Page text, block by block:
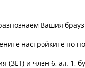
разпознаем Вашия
настройките по
и член 6, ал. 1,